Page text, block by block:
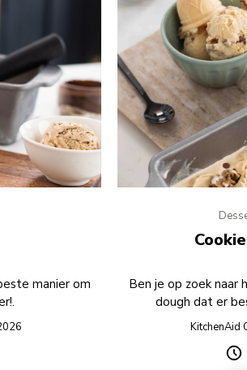
manier om
Ben je op zoek naar
dough dat er
KitchenAid